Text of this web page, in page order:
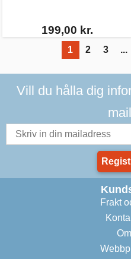
199,00 kr.
1 2 3 ...
Vill du hålla dig
Frakt